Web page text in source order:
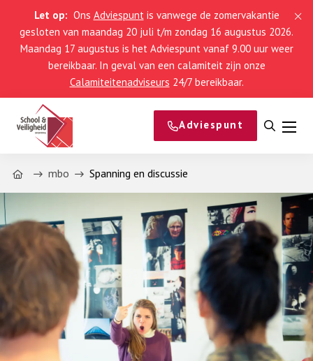
Let op: Ons Adviespuntis vanwege de zomervakantie
gesloten van maandag 20 juli t/m zondag 16 augustus 2026.
Maandag 17 augustus is het Adviespunt vanaf 9.00 uur weer
bereikbaar. In geval van een calamiteit zijn onze
Calamiteitenadviseurs 24/7 bereikbaar.
Adviespunt
Open
Home mbo Spanning en discussie